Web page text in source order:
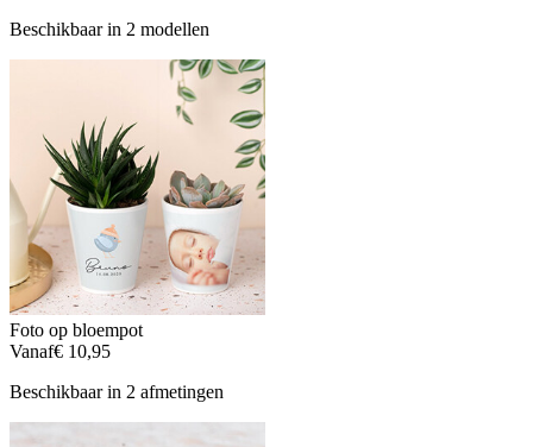
Beschikbaar in 2 modellen
Foto op bloempot
Vanaf€ 10,95
Beschikbaar in 2 afmetingen